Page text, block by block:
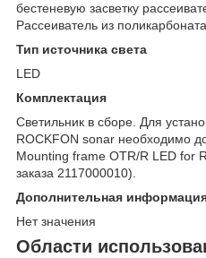
бестеневую засветку
Рассеиватель из
Тип источника света
LED
Комплектация
Светильник в сборе. Для
ROCKFON sonar необходимо
Mounting frame OTR/R LED for
заказа 2117000010).
Дополнительная
Нет значения
Области